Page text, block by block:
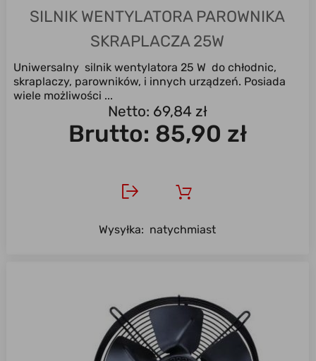
SILNIK WENTYLATORA PAROWNIKA
SKRAPLACZA 25W
Uniwersalny silnik wentylatora 25 W do chłodnic,
skraplaczy, parowników, i innych urządzeń. Posiada
wiele możliwości ...
Netto: 69,84 zł
Brutto: 85,90 zł
Wysyłka: natychmiast